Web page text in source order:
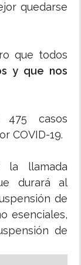
quedarse
que todos
y que nos
475 casos
COVID-19.
la llamada
durará al
de
esenciales,
de